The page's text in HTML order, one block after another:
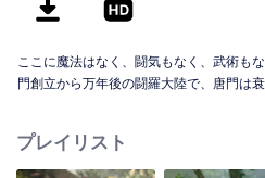
ここに魔法はなく、闘気もなく、武術も
門創立から万年後の闘羅大陸で、唐門は
を招いた全新の魂導器体系。 あらゆる神
の暗器はかつての威風を取り戻せるのか
プレイリスト